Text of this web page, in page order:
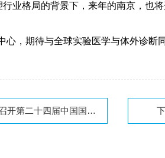
业格局的背景下，来年的南京，也
心 ，期待与全球实验医学与体外诊断
际检验医学暨输血仪器试剂博览会的通知